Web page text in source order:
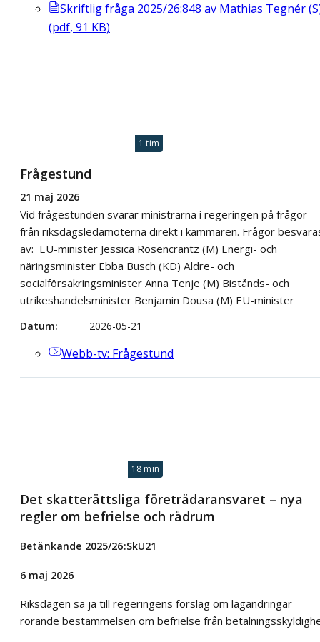
Skriftlig fråga 2025/26:848 av Mathias Tegnér
(pdf, 91 KB)
1 tim
Frågestund
21 maj 2026
Vid frågestunden svarar ministrarna i regeringen på frågor
från riksdagsledamöterna direkt i kammaren. Frågor
av: EU-minister Jessica Rosencrantz (M) Energi- och
näringsminister Ebba Busch (KD) Äldre- och
socialförsäkringsminister Anna Tenje (M) Bistånds- och
utrikeshandelsminister Benjamin Dousa (M) EU-minister
Datum 2026-05-21
Webb-tv: Frågestund
18 min
Det skatterättsliga företrädaransvaret – nya
regler om befrielse och rådrum
Betänkande 2025/26:SkU21
6 maj 2026
Riksdagen sa ja till regeringens förslag om lagändringar
rörande bestämmelsen om befrielse från